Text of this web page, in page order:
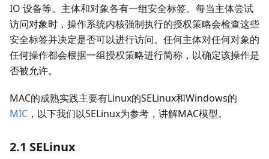
IO 设备等。主体和对象各有一组安全标签。每当主体尝试
访问对象时，操作系统内核强制执行的授权策略会检查这些
安全标签并决定是否可以进行访问。任何主体对任何对象的
任何操作都会根据一组授权策略进行简称，以确定该操作是
否被允许。
MAC的成熟实践主要有Linux的SELinux和Windows的
MIC ，以下我们以SELinux为参考，讲解MAC模型。
2.1 SELinux